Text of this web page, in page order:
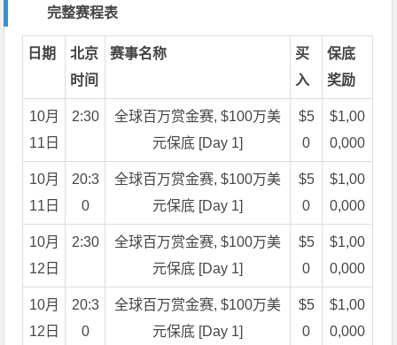
完整赛程表
日期
北京
时间
赛事名称
买
入
保底
奖励
10月
11日
2:30
全球百万赏金赛, $100万美
元保底 [Day 1]
$5
0
$1,00
0,000
10月
11日
20:3
0
全球百万赏金赛, $100万美
元保底 [Day 1]
$5
0
$1,00
0,000
10月
12日
2:30
全球百万赏金赛, $100万美
元保底 [Day 1]
$5
0
$1,00
0,000
10月
12日
20:3
0
全球百万赏金赛, $100万美
元保底 [Day 1]
$5
0
$1,00
0,000